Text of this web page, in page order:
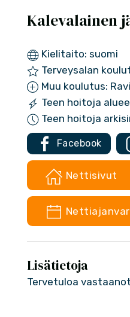
Kalevalainen
Kielitaito: suomi
Terveysalan
Muu koulutus:
Teen hoitoja
Teen hoitoja
Facebook
Nettisivut
Lisätietoja
Tervetuloa